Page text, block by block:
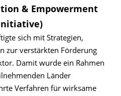
& Empowerment
sich mit Strategien,
zur verstärkten Förderung
Damit wurde ein Rahmen
Länder
Verfahren für wirksame